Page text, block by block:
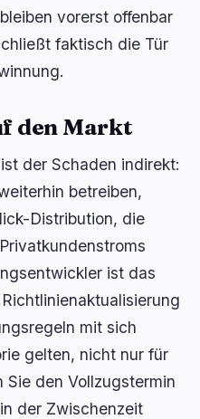
vorerst offenbar
faktisch die Tür
den Markt
der Schaden indirekt:
betreiben,
Distribution, die
ist das
mit sich
gelten, nicht nur für
Sie den Vollzugstermin
der Zwischenzeit